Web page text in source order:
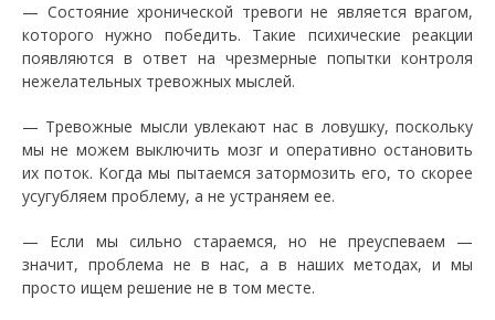
— Состояние хронической тревоги не является врагом,
которого нужно победить. Такие психические реакции
появляются в ответ на чрезмерные попытки контроля
нежелательных тревожных мыслей.
— Тревожные мысли увлекают нас в ловушку, поскольку
мы не можем выключить мозг и оперативно остановить
их поток. Когда мы пытаемся затормозить его, то скорее
усугубляем проблему, а не устраняем ее.
— Если мы сильно стараемся, но не преуспеваем —
значит, проблема не в нас, а в наших методах, и мы
просто ищем решение не в том месте.